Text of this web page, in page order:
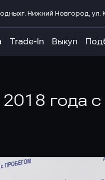
г. Нижний Новгород, ул.
Trade-In Выкуп
года